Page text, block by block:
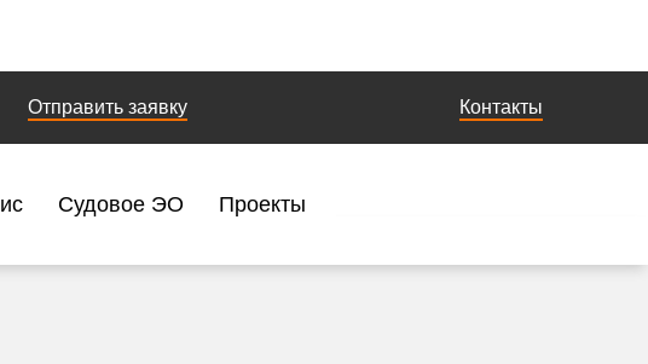
Отправить заявку Контакты
Судовое ЭО Проекты